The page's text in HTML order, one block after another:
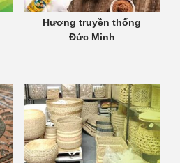
Hương truyền thống
Đức Minh